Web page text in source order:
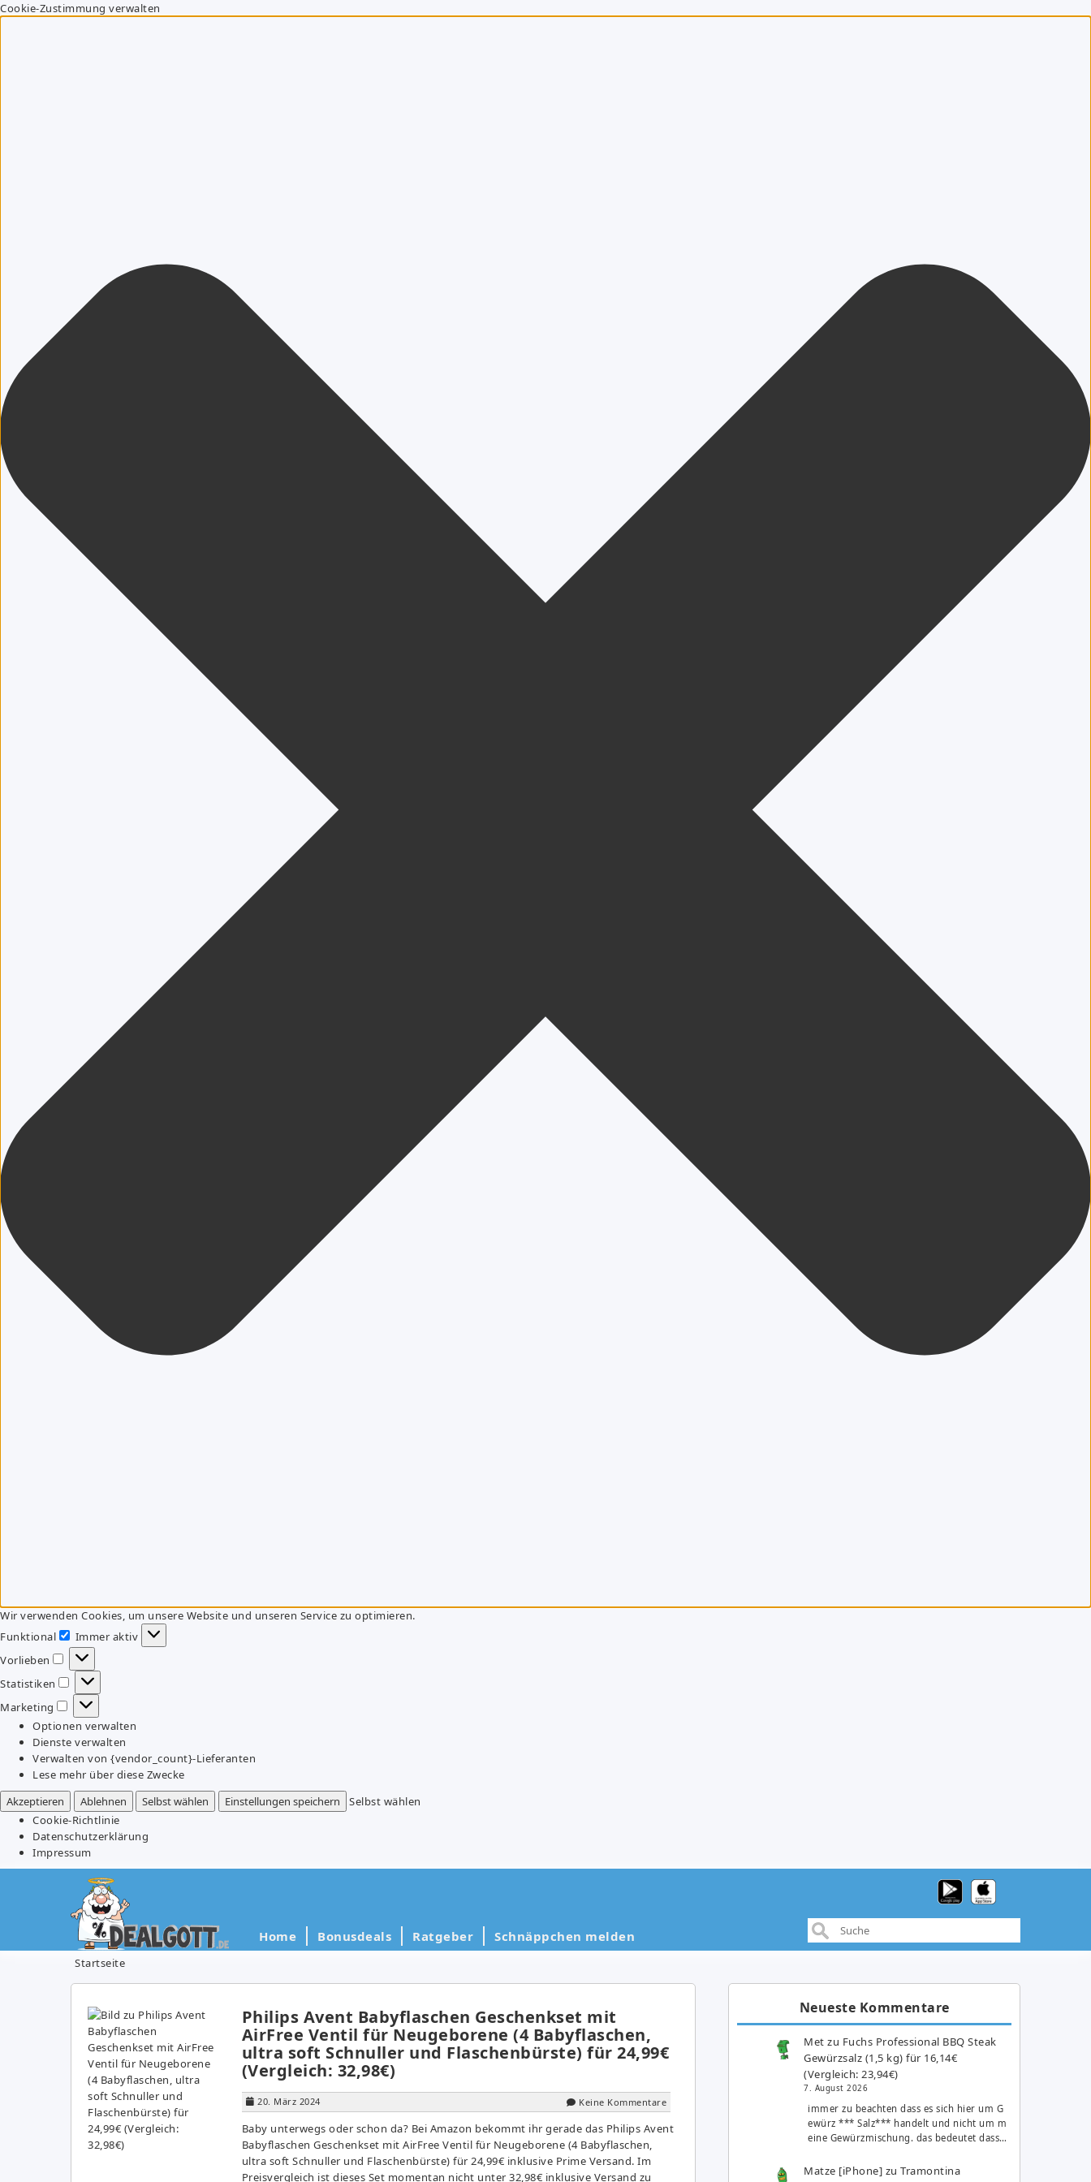
Cookie-Zustimmung verwalten
Wir verwenden Cookies, um unsere Website und unseren Service zu optimieren.
Funktional
Funktional
Immer aktiv
Vorlieben
Vorlieben
Statistiken
Statistiken
Marketing
Marketing
Optionen verwalten
Dienste verwalten
Verwalten von {vendor_count}-Lieferanten
Lese mehr über diese Zwecke
Akzeptieren
Ablehnen Selbst wählen Einstellungen speichern
Selbst wählen
Cookie-Richtlinie
Datenschutzerklärung
Impressum
Home Bonusdeals Ratgeber Schnäppchen melden
Startseite
Philips Avent Babyflaschen Geschenkset mit
AirFree Ventil für Neugeborene (4 Babyflaschen,
ultra soft Schnuller und Flaschenbürste) für 24,99€
(Vergleich: 32,98€)
20. März 2024 Keine Kommentare
Baby unterwegs oder schon da? Bei Amazon bekommt ihr gerade das Philips Avent
Babyflaschen Geschenkset mit AirFree Ventil für Neugeborene (4 Babyflaschen,
ultra soft Schnuller und Flaschenbürste) für 24,99€ inklusive Prime Versand. Im
Preisvergleich ist dieses Set momentan nicht unter 32,98€ inklusive Versand zu
Neueste Kommentare
Met zu Fuchs Professional BBQ Steak
Gewürzsalz (1,5 kg) für 16,14€
(Vergleich: 23,94€)
7. August 2026
immer zu beachten dass es sich hier um G
ewürz *** Salz*** handelt und nicht um m
eine Gewürzmischung. das bedeutet dass…
Matze [iPhone] zuTramontina